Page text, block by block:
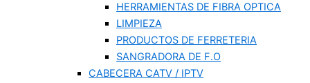
HERRAMIENTAS DE FIBRA OPTICA
LIMPIEZA
PRODUCTOS DE FERRETERIA
SANGRADORA DE F.O
CABECERA CATV / IPTV